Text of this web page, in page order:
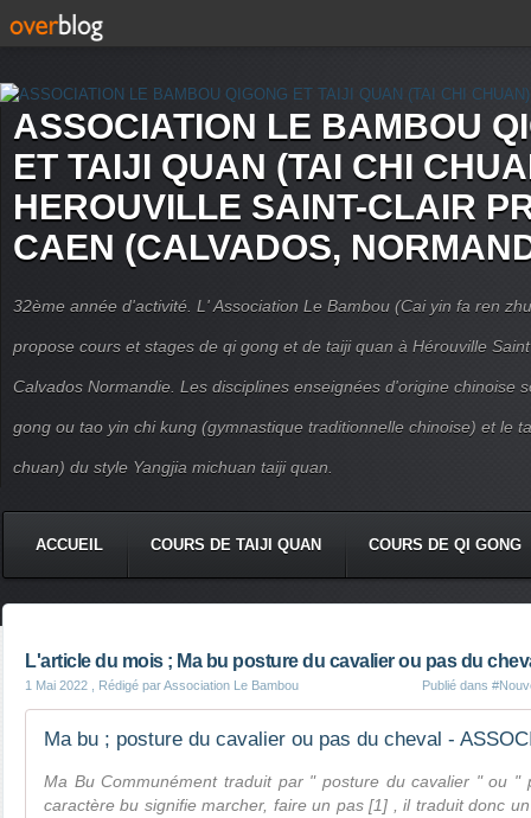
ASSOCIATION LE BAMBOU
ET TAIJI QUAN (TAI CHI
HEROUVILLE SAINT-CLAIR
CAEN (CALVADOS,
32ème année d'activité. L' Association Le Bambou (Cai yin fa ren
propose cours et stages de qi gong et de taiji quan à Hérouville
Calvados Normandie. Les disciplines enseignées d'origine chinoise
gong ou tao yin chi kung (gymnastique traditionnelle chinoise) et le
chuan) du style Yangjia michuan taiji quan.
ACCUEIL COURS DE TAIJI QUAN COURS DE QI GONG
L'article du mois ; Ma bu posture du cavalier ou pas du
1 Mai 2022 , Rédigé par Association Le Bambou Publié dans
Ma bu ; posture du cavalier ou pas du cheval -
Ma Bu Communément traduit par " posture du cavalier " ou "
caractère bu signifie marcher, faire un pas [1] , il traduit donc